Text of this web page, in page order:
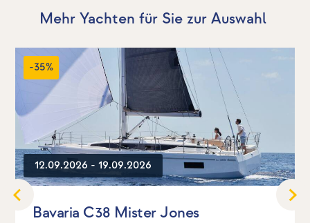
Mehr Yachten für Sie zur Auswahl
-35%
12.09.2026 - 19.09.2026
Bavaria C38 Mister Jones